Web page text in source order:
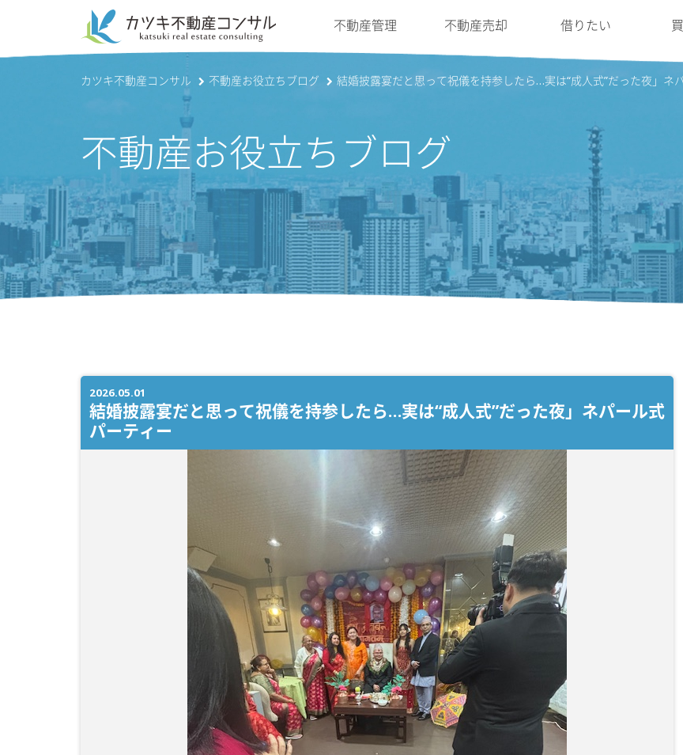
不動産管理 不動産売却 借りたい
カツキ不動産コンサル 不動産お役立ちブログ 結婚披露宴だと思って祝儀を持参したら…実は“成人式”だった夜」ネ
不動産お役立ちブログ
2026.05.01
結婚披露宴だと思って祝儀を持参したら…実は“成人式”だった夜」ネパール式
パーティー